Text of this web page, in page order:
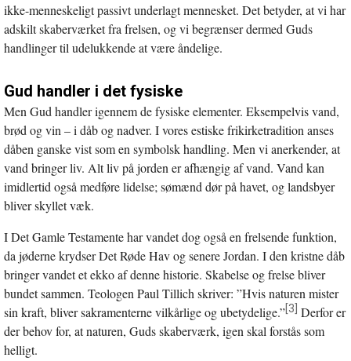
ikke-menneskeligt passivt underlagt mennesket. Det betyder, at vi har
adskilt skaberværket fra frelsen, og vi begrænser dermed Guds
handlinger til udelukkende at være åndelige.
Gud handler i det fysiske
Men Gud handler igennem de fysiske elementer. Eksempelvis vand,
brød og vin – i dåb og nadver. I vores estiske frikirketradition anses
dåben ganske vist som en symbolsk handling. Men vi anerkender, at
vand bringer liv. Alt liv på jorden er afhængig af vand. Vand kan
imidlertid også medføre lidelse; sømænd dør på havet, og landsbyer
bliver skyllet væk.
I Det Gamle Testamente har vandet dog også en frelsende funktion,
da jøderne krydser Det Røde Hav og senere Jordan. I den kristne dåb
bringer vandet et ekko af denne historie. Skabelse og frelse bliver
bundet sammen. Teologen Paul Tillich skriver: ”Hvis naturen mister
sin kraft, bliver sakramenterne vilkårlige og ubetydelige.”[3] Derfor er
der behov for, at naturen, Guds skaberværk, igen skal forstås som
helligt.